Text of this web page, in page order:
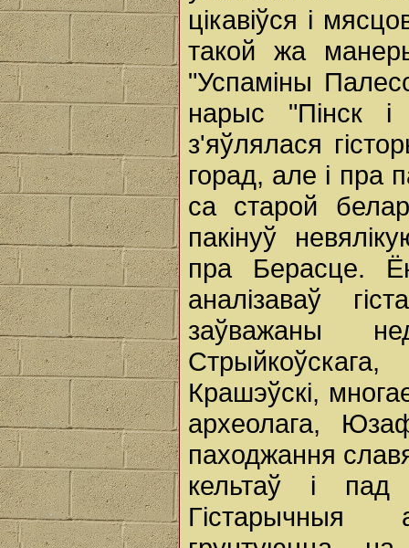
цікавіўся і
такой жа
"Успаміны
нарыс "Пінск і
з'яўлялася
горад, але і пра
са старой
пакінуў
пра Берасце.
аналізаваў
заўважаны
Крашэўскі,
археолага,
паходжання
кельтаў і
Гістарычныя